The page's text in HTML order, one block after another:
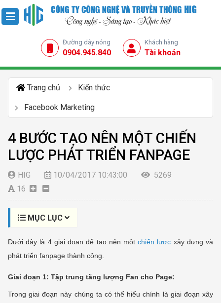
Đường dây nóng
0904.945.840
Khách hàng
Tài khoản
Trang chủ Kiến thức
Facebook Marketing
4 BƯỚC TẠO NÊN MỘT CHIẾN
LƯỢC PHÁT TRIỂN FANPAGE
HIG 10/04/2017 10:43:00
5269
16
MỤC LỤC
Dưới đây là 4 giai đoạn để tạo nên mộtchiến lược xây dựng và
phát triển fanpage thành công.
Giai đoạn 1: Tập trung tăng lượng Fan cho Page:
Trong giai đoạn này chúng ta có thể hiểu chính là giai đoạn xây